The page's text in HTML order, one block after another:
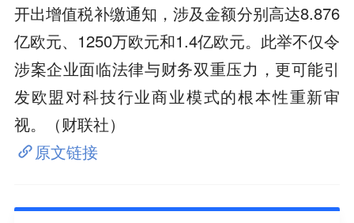
开出增值税补缴通知，涉及金额分别高达8.876
亿欧元、1250万欧元和1.4亿欧元。此举不仅令
涉案企业面临法律与财务双重压力，更可能引
发欧盟对科技行业商业模式的根本性重新审
视。（财联社）
原文链接